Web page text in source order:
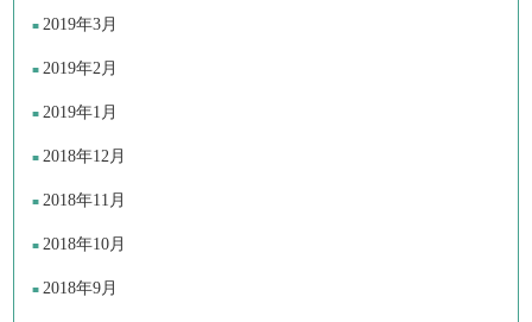
2019年3月
2019年2月
2019年1月
2018年12月
2018年11月
2018年10月
2018年9月